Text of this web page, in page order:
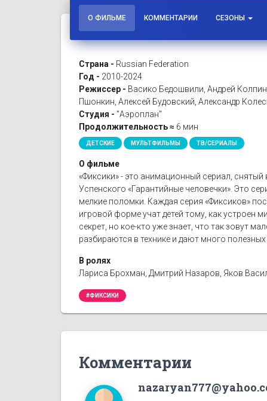
О ФИЛЬМЕ КОММЕНТАРИИ СЕЗОНЫ
Страна - Russian Federation
Год - 2010-2024
Режиссер - Васико Бедошвили, Андрей
Пшонкин, Алексей Будовский, Александр
Студия - "Аэроплан"
Продолжительность ≈ 6 мин
ДЕТСКИЕ МУЛЬТФИЛЬМЫ ТВ/СЕРИАЛЫ
О фильме
«Фиксики» - это анимационный сериал,
Успенского «Гарантийные человечки». Это
мелкие поломки. Каждая серия «Фиксиков»
игровой форме учат детей тому, как устроен
секрет, но кое-кто уже знает, что так зовут
разбираются в технике и дают много
В ролях
Лариса Брохман, Дмитрий Назаров, Яков
#ФИКСИКИ
Комментарии